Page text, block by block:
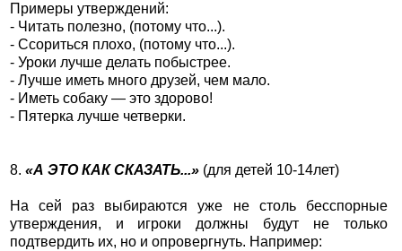
Примеры утверждений:
- Читать полезно, (потому что...).
- Ссориться плохо, (потому что...).
- Уроки лучше делать побыстрее.
- Лучше иметь много друзей, чем мало.
- Иметь собаку — это здорово!
- Пятерка лучше четверки.
8. «А ЭТО КАК СКАЗАТЬ...»(для детей 10-14лет)
На сей раз выбираются уже не столь бесспорные
утверждения, и игроки должны будут не только
подтвердить их, но и опровергнуть. Например: